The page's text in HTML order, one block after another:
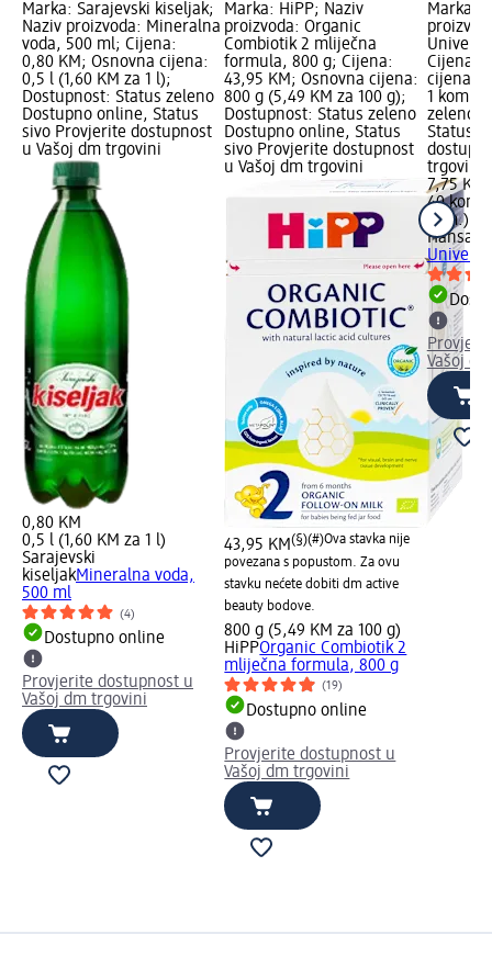
Marka: Sarajevski kiseljak;
Naziv proizvoda: Mineralna
voda, 500 ml; Cijena:
0,80 KM; Osnovna cijena:
0,5 l (1,60 KM za 1 l);
Dostupnost: Status zeleno
Dostupno online, Status
sivo Provjerite dostupnost
u Vašoj dm trgovini
0,80 KM
0,5 l (1,60 KM za 1 l)
Sarajevski
kiseljakMineralna voda,
500 ml
(4)
Dostupno online
Provjerite dostupnost u
Vašoj dm trgovini
Marka: HiPP; Naziv
proizvoda: Organic
Combiotik 2 mliječna
formula, 800 g; Cijena:
43,95 KM; Osnovna cijena:
800 g (5,49 KM za 100 g);
Dostupnost: Status zeleno
Dostupno online, Status
sivo Provjerite dostupnost
u Vašoj dm trgovini
43,95 KM(§)(#)Ova stavka nije
povezana s popustom. Za ovu
stavku nećete dobiti dm active
beauty bodove.
800 g (5,49 KM za 100 g)
HiPPOrganic Combiotik 2
mliječna formula, 800 g
(19)
Dostupno online
Provjerite dostupnost u
Vašoj dm trgovini
Marka:
Cijena:
cijena:
1 kom.);
zeleno
Status
trgovini
7,75 KM
40 kom.
kom.)
Vašoj